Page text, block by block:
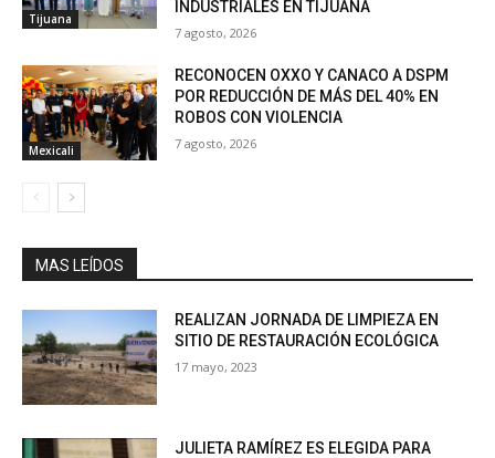
Tijuana
INDUSTRIALES EN TIJUANA
7 agosto, 2026
Mexicali
RECONOCEN OXXO Y CANACO A DSPM
POR REDUCCIÓN DE MÁS DEL 40% EN
ROBOS CON VIOLENCIA
7 agosto, 2026
MAS LEÍDOS
REALIZAN JORNADA DE LIMPIEZA EN
SITIO DE RESTAURACIÓN ECOLÓGICA
17 mayo, 2023
JULIETA RAMÍREZ ES ELEGIDA PARA